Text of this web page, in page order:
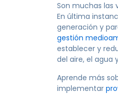
Son muchas las
En última
generación y
gestión
establecer y
del aire, el agua
Aprende más
implementar